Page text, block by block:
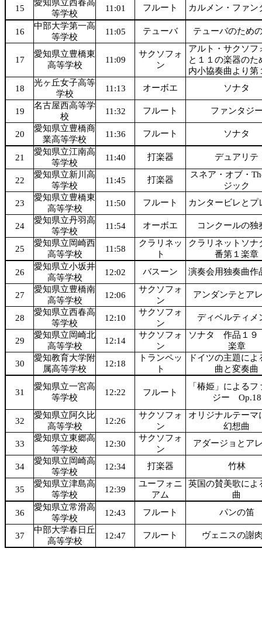
15
愛知県立西春高
等学校
11:01 フルート カルメン・ファン
16
中部大学第一高
等学校
11:05 テューバ テューバのため
17
愛知県立豊橋東
高等学校
11:09
サクソフォ
ン
アルト・サクソフ
と１１の楽器のた
内小協奏曲より第
18
光ヶ丘女子高等
学校
11:13 オーボエ ソナタ
19
名古屋西高等学
校
11:32 フルート ファンタジ
20
愛知県立豊橋商
業高等学校
11:36 フルート ソナタ
21
愛知県立江南高
等学校
11:40 打楽器 デュアリテ
22
愛知県立新川高
等学校
11:45 打楽器
スネア・オブ・
ジック
23
愛知県立豊橋東
高等学校
11:50 フルート カンタービレとプ
24
愛知県立丹羽高
等学校
11:54 オーボエ コンクールの独
25
愛知県立岡崎西
高等学校
11:58
クラリネッ
ト
クラリネットソナ
番第１楽章
26
愛知県立小坂井
高等学校
12:02 バスーン 演奏会用独奏曲作
27
愛知県立豊橋南
高等学校
12:06
サクソフォ
ン
アンダンテとア
28
愛知県立西春高
等学校
12:10
サクソフォ
ン
ディベルティメ
29
愛知県立岡崎北
高等学校
12:14
サクソフォ
ン
ソナタ 作品１
楽章
30
愛知教育大学附
属高等学校
12:18
トランペッ
ト
ドイツの主題によ
曲と変奏曲
31
愛知県立一宮高
等学校
12:22 フルート
「椿姫」によるフ
ジー Op.18
32
愛知県立阿久比
高等学校
12:26
サクソフォ
ン
オリジナルテーマ
幻想曲
33
愛知県立東郷高
等学校
12:30
サクソフォ
ン
アダージョとア
34
愛知県立岡崎高
等学校
12:34 打楽器 竹林
35
愛知県立津島高
等学校
12:39
ユーフォニ
アム
英国の賛美歌によ
曲
36
愛知県立常滑高
等学校
12:43 フルート パンの笛
37
中部大学春日丘
高等学校
12:47 フルート ヴェニスの謝